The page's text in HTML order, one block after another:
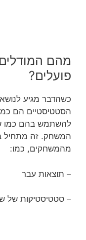
מהם
פועלים?
כשהדבר מגיע
הסטטיסטיים הם
להשתמש בהם כמו
המשחק. זה מתחיל
מהמשחקים, כמו:
– תוצאות עבר
– סטטיסטיקות של